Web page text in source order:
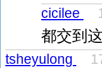
cicilee
都交到
tsheyulong